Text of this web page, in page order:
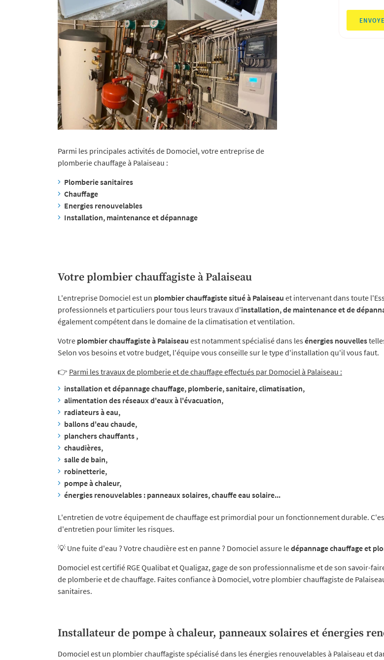
Parmi les principales activités de Domociel, votre entreprise de
plomberie chauffage à Palaiseau :
Plomberie sanitaires
Chauffage
Energies renouvelables
Installation, maintenance et dépannage
Votre plombier chauffagiste à Palaiseau
L'entreprise Domociel est un plombier chauffagiste situé à Palaiseau et intervenant dans toute
professionnels et particuliers pour tous leurs travaux d'installation, de maintenance et de
également compétent dans le domaine de la climatisation et ventilation.
Votre plombier chauffagiste à Palaiseau est notamment spécialisé dans les énergies nouvelles
Selon vos besoins et votre budget, l'équipe vous conseille sur le type d'installation qu'il vous faut.
👉 Parmi les travaux de plomberie et de chauffage effectués par Domociel à Palaiseau :
installation et dépannage chauffage, plomberie, sanitaire, climatisation,
alimentation des réseaux d'eaux à l'évacuation,
radiateurs à eau,
ballons d'eau chaude,
planchers chauffants ,
chaudières,
salle de bain,
robinetterie,
pompe à chaleur,
énergies renouvelables : panneaux solaires, chauffe eau solaire...
L'entretien de votre équipement de chauffage est primordial pour un fonctionnement durable.
d'entretien pour limiter les risques.
💡 Une fuite d'eau ? Votre chaudière est en panne ? Domociel assure ledépannage chauffage et
Domociel est certifié RGE Qualibat et Qualigaz, gage de son professionnalisme et de son savoir-
de plomberie et de chauffage. Faites confiance à Domociel, votre plombier chauffagiste de
sanitaires.
Installateur de pompe à chaleur, panneaux solaires et énergies
Domociel est un plombier chauffagiste spécialisé dans les énergies renouvelables à Palaiseau et